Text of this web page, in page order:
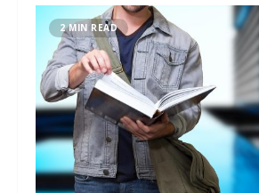
2 MIN READ